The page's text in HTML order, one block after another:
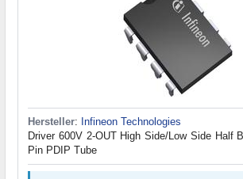
Hersteller: Infineon Technologies
Driver 600V 2-OUT High Side/Low Side Half
Pin PDIP Tube